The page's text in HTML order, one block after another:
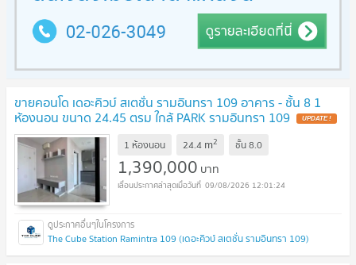
ขายคอนโด เดอะคิวบ์ สเตชั่น รามอินทรา 109 อาคาร - ชั้น 8 1
ห้องนอน ขนาด 24.45 ตรม ใกล้ PARK รามอินทรา 109 UPDATE !
1 ห้องนอน 24.4 m2 ชั้น8.0
1,390,000 บาท
09/08/2026 12:01:24
The Cube Station Ramintra 109 (เดอะคิวบ์ สเตชั่น รามอินทรา 109)